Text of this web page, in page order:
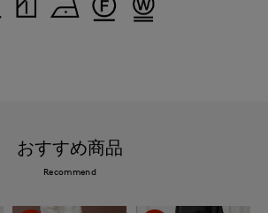
おすすめ商品
Recommend